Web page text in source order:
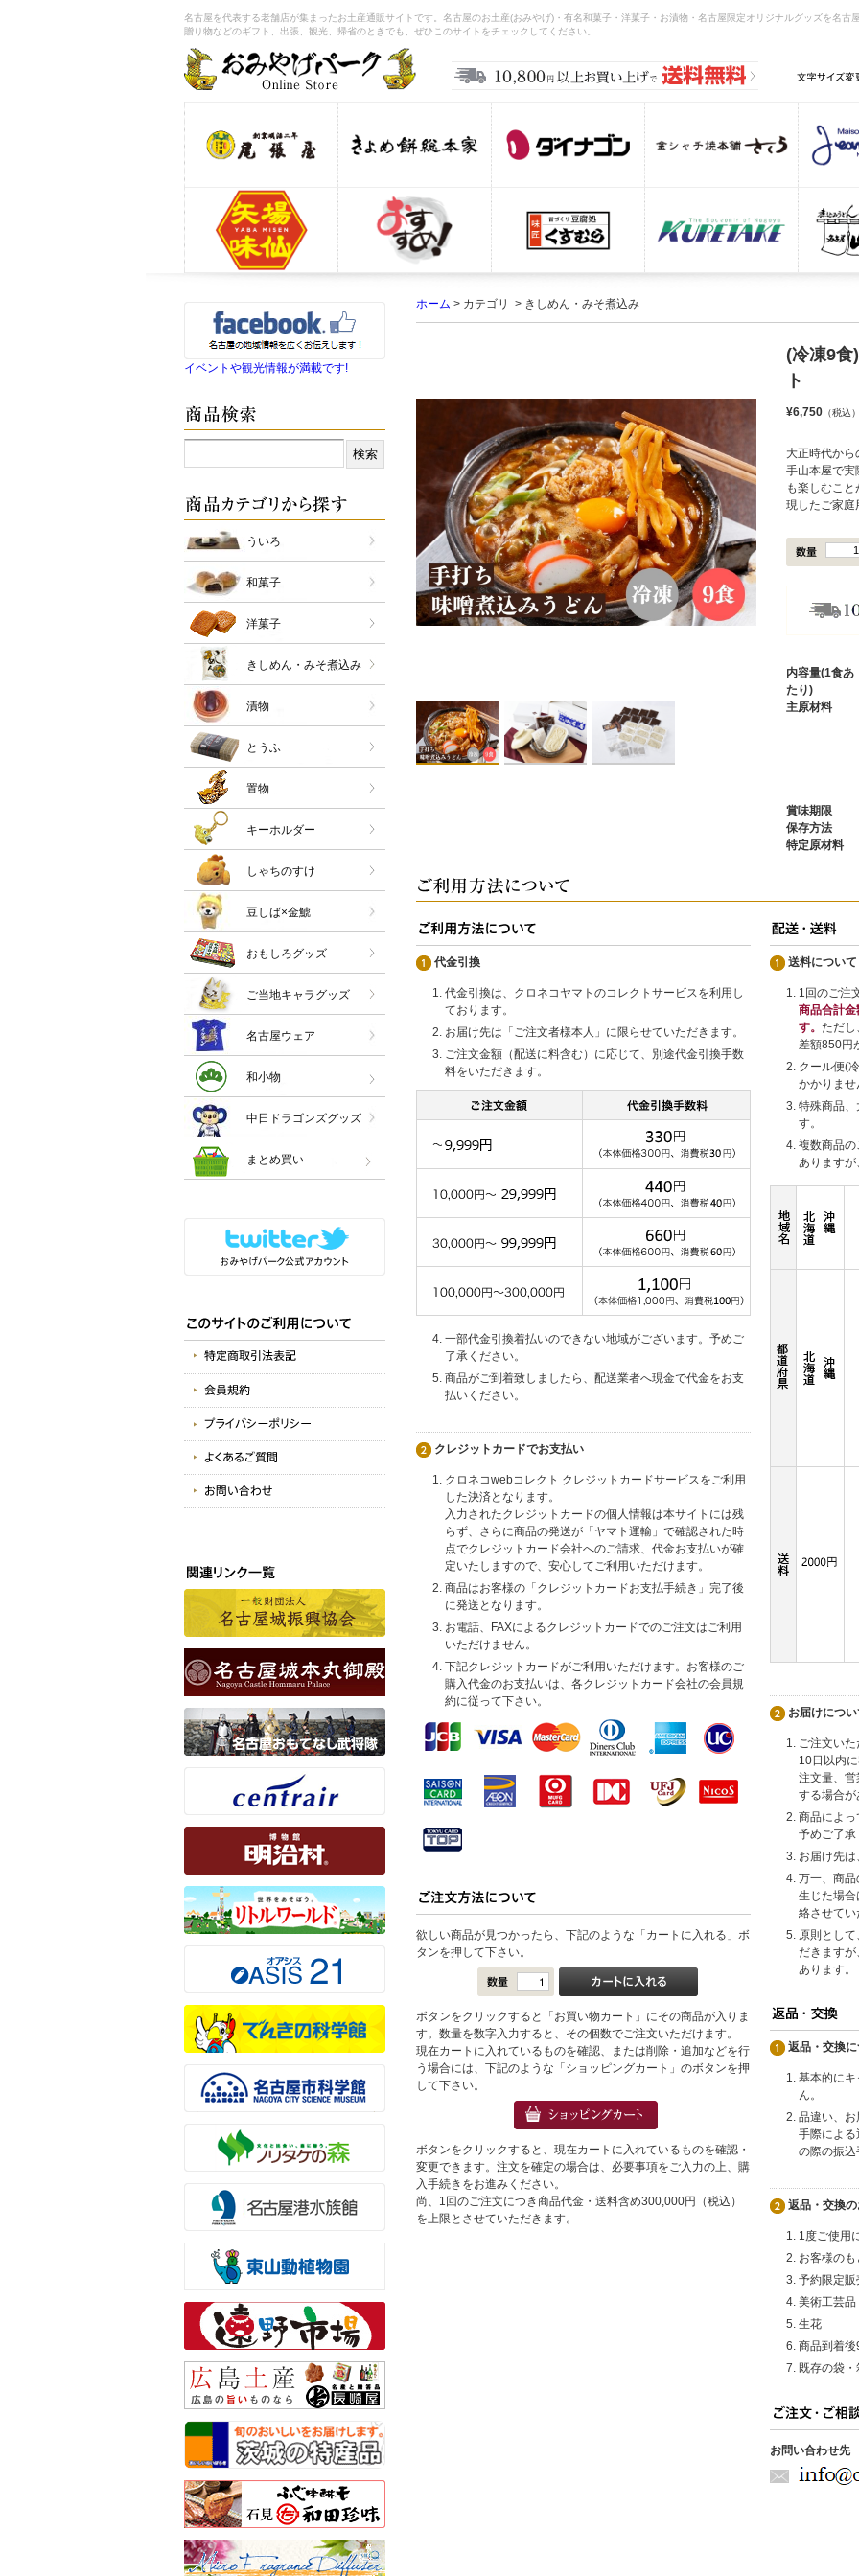
名古屋を代表する老舗店が集まったお土産通販サイトです。名古屋のお土産(おみやげ)・有名和菓子・洋菓子・お漬物・名古屋限定オリジナルグッズを名古
贈り物などのギフト、出張、観光、帰省のときでも、ぜひこのサイトをチェックしてください。
ホーム > カテゴリ > きしめん・みそ煮込み
(冷凍9食
ト
¥6,750 （税込
大正時代か
手山本屋で実
も楽しむこ
現したご家庭
内容量(1食あ
たり)
主原材料
賞味期限
保存方法
特定原材料
代金引換
代金引換は、クロネコヤマトのコレクトサービスを利用し
ております。
お届け先は「ご注文者様本人」に限らせていただきます。
ご注文金額（配送に料含む）に応じて、別途代金引換手数
料をいただきます。
一部代金引換着払いのできない地域がございます。予めご
了承ください。
商品がご到着致しましたら、配送業者へ現金で代金をお支
払いください。
クレジットカードでお支払い
クロネコwebコレクト クレジットカードサービスをご利用
した決済となります。
入力されたクレジットカードの個人情報は本サイトには残
らず、さらに商品の発送が「ヤマト運輸」で確認された時
点でクレジットカード会社へのご請求、代金お支払いが確
定いたしますので、安心してご利用いただけます。
商品はお客様の「クレジットカードお支払手続き」完了後
に発送となります。
お電話、FAXによるクレジットカードでのご注文はご利用
いただけません。
下記クレジットカードがご利用いただけます。お客様のご
購入代金のお支払いは、各クレジットカード会社の会員規
約に従って下さい。
欲しい商品が見つかったら、下記のような「カートに入れる」ボ
タンを押して下さい。
ボタンをクリックすると「お買い物カート」にその商品が入りま
す。数量を数字入力すると、その個数でご注文いただけます。
現在カートに入れているものを確認、または削除・追加などを行
う場合には、下記のような「ショッピングカート」のボタンを押
して下さい。
ボタンをクリックすると、現在カートに入れているものを確認・
変更できます。注文を確定の場合は、必要事項をご入力の上、購
入手続きをお進みください。
尚、1回のご注文につき商品代金・送料含め300,000円（税込）
を上限とさせていただきます。
送料について
1回のご注
商品合計
す。 ただし
差額850円
クール便(
かかりませ
特殊商品
す。
複数商品
あります
お届けにつ
ご注文い
10日以内
注文量、
する場合
商品によ
予めご了
お届け先
万一、商
生じた場
絡させて
原則とし
だきます
あります。
返品・交換
基本的に
ん。
品違い、
手際によ
の際の振
返品・交換
1度ご使用
お客様の
予約限定
美術工芸品
生花
商品到着
既存の袋
お問い合わせ先
イベントや観光情報が満載です!
ういろ
和菓子
洋菓子
きしめん・みそ煮込み
漬物
とうふ
置物
キーホルダー
しゃちのすけ
豆しば×金鯱
おもしろグッズ
ご当地キャラグッズ
名古屋ウェア
和小物
中日ドラゴンズグッズ
まとめ買い